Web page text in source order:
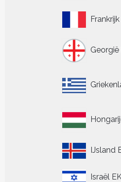
IJsland
Israël